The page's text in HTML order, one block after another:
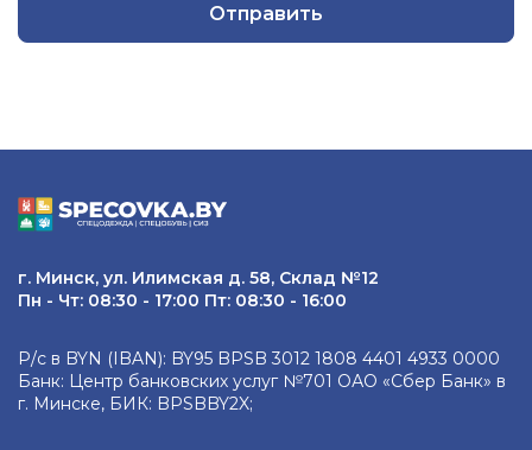
Отправить
г. Минск, ул. Илимская д. 58, Склад №12
Пн - Чт: 08:30 - 17:00 Пт: 08:30 - 16:00
Р/с в BYN (IBAN): BY95 BPSB 3012 1808 4401 4933 0000
Банк: Центр банковских услуг №701 ОАО «Сбер Банк» в
г. Минске, БИК: BPSBBY2X;